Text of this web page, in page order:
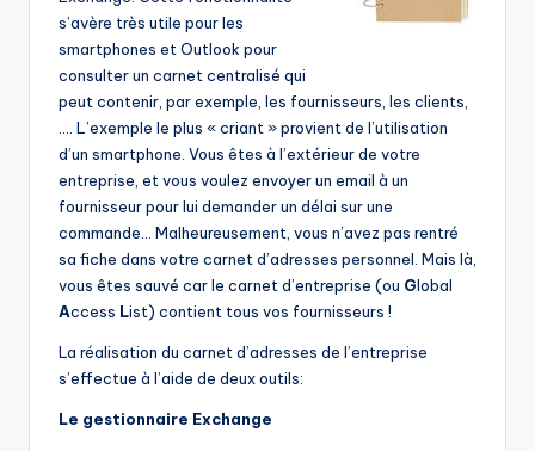
s’avère très utile pour les
smartphones et Outlook pour
consulter un carnet centralisé qui
peut contenir, par exemple, les fournisseurs, les clients,
…. L’exemple le plus « criant » provient de l’utilisation
d’un smartphone. Vous êtes à l’extérieur de votre
entreprise, et vous voulez envoyer un email à un
fournisseur pour lui demander un délai sur une
commande… Malheureusement, vous n’avez pas rentré
sa fiche dans votre carnet d’adresses personnel. Mais là,
vous êtes sauvé car le carnet d’entreprise (ou Global
Access List) contient tous vos fournisseurs !
La réalisation du carnet d’adresses de l’entreprise
s’effectue à l’aide de deux outils:
Le gestionnaire Exchange